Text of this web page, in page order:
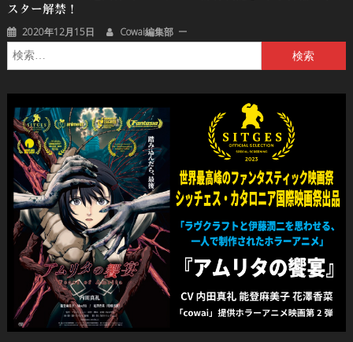
スター解禁！
2020年12月15日 Cowai編集部
索: